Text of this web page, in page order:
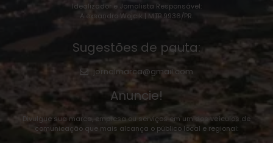
Idealizador e Jornalista Responsável:
Alexsandro Wojcik | MTB 9936/PR.
Sugestões de pauta:
jornalmarca@gmail.com
Anuncie!
Divulgue sua marca, empresa ou serviços em um dos veículos de
comunicação que mais alcança o público local e regional: